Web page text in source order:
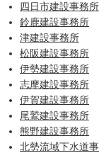
四日市建設事務所
鈴鹿建設事務所
津建設事務所
松阪建設事務所
伊勢建設事務所
志摩建設事務所
伊賀建設事務所
尾鷲建設事務所
熊野建設事務所
北勢流域下水道